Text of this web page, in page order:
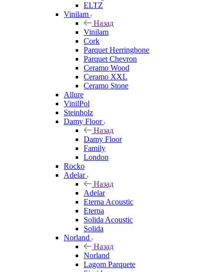
ELTZ
Vinilam
Назад
Vinilam
Cork
Parquet Herringbone
Parquet Chevron
Ceramo Wood
Ceramo XXL
Ceramo Stone
Allure
VinilPol
Steinholz
Damy Floor
Назад
Damy Floor
Family
London
Rocko
Adelar
Назад
Adelar
Eterna Acoustic
Eterna
Solida Acoustic
Solida
Norland
Назад
Norland
Lagom Parquete